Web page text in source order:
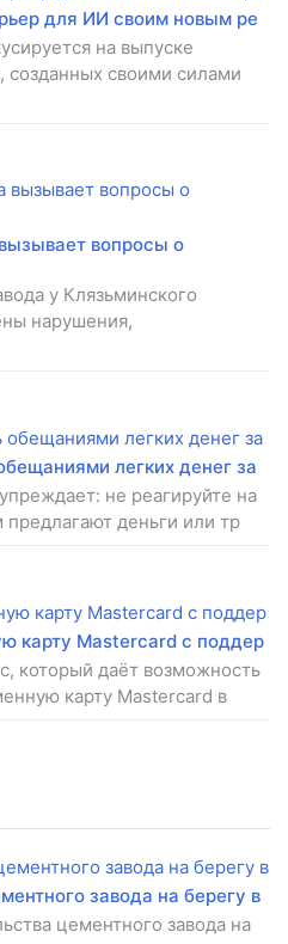
для ИИ своим новым ре
на выпуске
своими силами
вопросы о
у Клязьминского
нарушения,
легких денег за
не реагируйте на
деньги или тр
карту Mastercard с поддер
который даёт возможность
карту Mastercard в
завода на берегу в
цементного завода на